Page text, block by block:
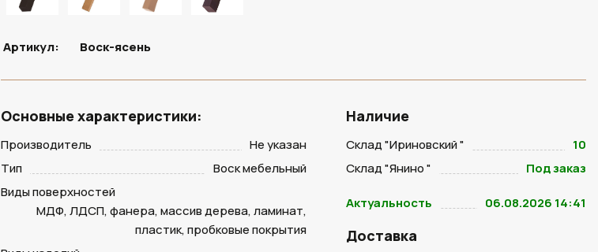
Артикул: Воск-ясень
Основные характеристики:
Производитель
Не указан
Тип
Воск мебельный
Виды поверхностей
МДФ, ЛДСП, фанера, массив дерева, ламинат,
пластик, пробковые покрытия
Наличие
Склад "Ириновский "
10
Склад "Янино "
Под заказ
Актуальность 06.08.2026 14:41
Доставка